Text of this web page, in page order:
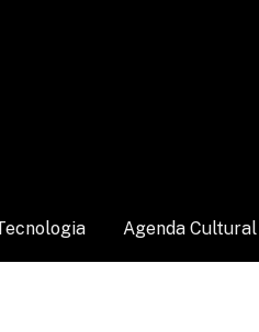
Agenda Cultural